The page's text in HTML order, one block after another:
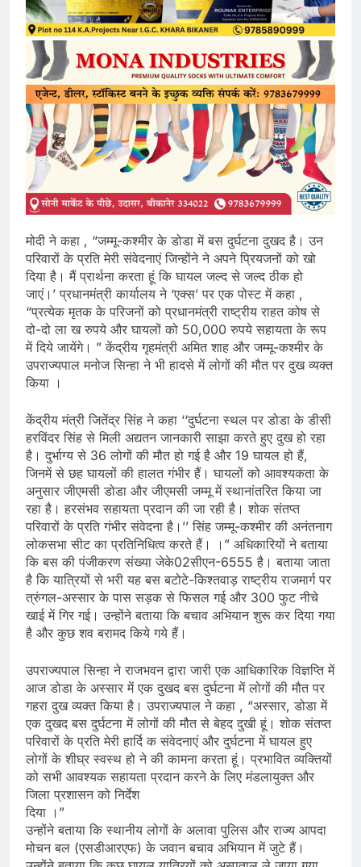
मोदी ने कहा , “जम्मू-कश्मीर के डोडा में बस दुर्घटना दुखद है। उन
परिवारों के प्रति मेरी संवेदनाएं जिन्होंने ने अपने प्रियजनों को खो
दिया है। मैं प्रार्थना करता हूं कि घायल जल्द से जल्द ठीक हो
जाएं।’ प्रधानमंत्री कार्यालय ने ‘एक्स’ पर एक पोस्ट में कहा ,
“प्रत्येक मृतक के परिजनों को प्रधानमंत्री राष्ट्रीय राहत कोष से
दो-दो ला ख रुपये और घायलों को 50,000 रुपये सहायता के रूप
में दिये जायेंगे। ” केंद्रीय गृहमंत्री अमित शाह और जम्मू-कश्मीर के
उपराज्यपाल मनोज सिन्हा ने भी हादसे में लोगों की मौत पर दुख व्यक्त
किया ।
केंद्रीय मंत्री जितेंद्र सिंह ने कहा ‘‘दुर्घटना स्थल पर डोडा के डीसी
हरविंदर सिंह से मिली अद्यतन जानकारी साझा करते हुए दुख हो रहा
है। दुर्भाग्य से 36 लोगों की मौत हो गई है और 19 घायल हो हैं,
जिनमें से छह घायलों की हालत गंभीर हैं। घायलों को आवश्यकता के
अनुसार जीएमसी डोडा और जीएमसी जम्मू में स्थानांतरित किया जा
रहा है। हरसंभव सहायता प्रदान की जा रही है। शोक संतप्त
परिवारों के प्रति गंभीर संवेदना है।’’ सिंह जम्मू-कश्मीर की अनंतनाग
लोकसभा सीट का प्रतिनिधित्व करते हैं। ।” अधिकारियों ने बताया
कि बस की पंजीकरण संख्या जेके02सीएन-6555 है। बताया जाता
है कि यात्रियों से भरी यह बस बटोटे-किश्तवाड़ राष्ट्रीय राजमार्ग पर
त्रुंगल-अस्सार के पास सड़क से फिसल गई और 300 फुट नीचे
खाई में गिर गई। उन्होंने बताया कि बचाव अभियान शुरू कर दिया गया
है और कुछ शव बरामद किये गये हैं।
उपराज्यपाल सिन्हा ने राजभवन द्वारा जारी एक आधिकारिक विज्ञप्ति में
आज डोडा के अस्सार में एक दुखद बस दुर्घटना में लोगों की मौत पर
गहरा दुख व्यक्त किया है। उपराज्यपाल ने कहा , “अस्सार, डोडा में
एक दुखद बस दुर्घटना में लोगों की मौत से बेहद दुखी हूं। शोक संतप्त
परिवारों के प्रति मेरी हार्दि क संवेदनाएं और दुर्घटना में घायल हुए
लोगों के शीघ्र स्वस्थ हो ने की कामना करता हूं। प्रभावित व्यक्तियों
को सभी आवश्यक सहायता प्रदान करने के लिए मंडलायुक्त और
जिला प्रशासन को निर्देश
दिया ।”
उन्होंने बताया कि स्थानीय लोगों के अलावा पुलिस और राज्य आपदा
मोचन बल (एसडीआरएफ) के जवान बचाव अभियान में जुटे हैं।